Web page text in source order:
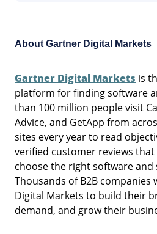
About Gartner Digital Markets
Gartner Digital Markets is
platform for finding software
than 100 million people visit
Advice, and GetApp from
sites every year to read
verified customer reviews
choose the right software and
Thousands of B2B
Digital Markets to build their
demand, and grow their